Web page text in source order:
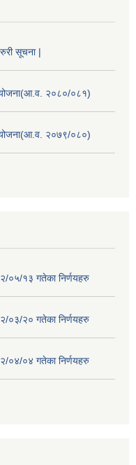
सूचना |
योजना(आ.व. २०८०/०८१)
योजना(आ.व. २०७९/०८०)
०५/१३ गतेका निर्णयहरु
०३/२० गतेका निर्णयहरु
०४/०४ गतेका निर्णयहरु